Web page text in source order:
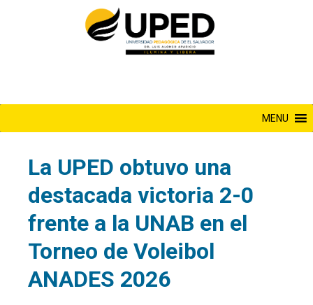
MENU
La UPED obtuvo una
destacada victoria 2-0
frente a la UNAB en el
Torneo de Voleibol
ANADES 2026